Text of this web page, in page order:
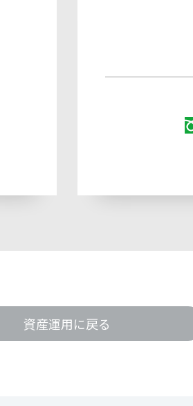
資産運用に戻る